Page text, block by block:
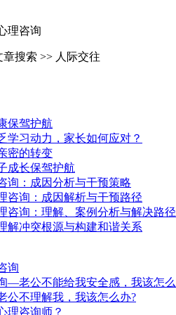
理咨询
章搜索 >> 人际交往
保驾护航
学习动力，家长如何应对？
密的转变
成长保驾护航
询：成因分析与干预策略
咨询：成因解析与干预路径
咨询：理解、案例分析与解决路径
解冲突根源与构建和谐关系
询
—老公不能给我安全感，我该怎
公不理解我，我该怎么办?
理咨询师？